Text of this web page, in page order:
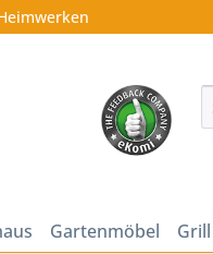
Gartenmöbel Grill